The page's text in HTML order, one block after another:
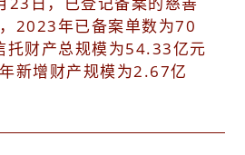
2023年已备案单数为70
托财产总规模为54.33亿元
新增财产规模为2.67亿